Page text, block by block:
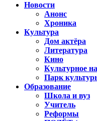
Новости
Анонс
Хроника
Культура
Дом актёра
Литература
Кино
Культурное
Парк
Образование
Школа и вуз
Учитель
Реформы